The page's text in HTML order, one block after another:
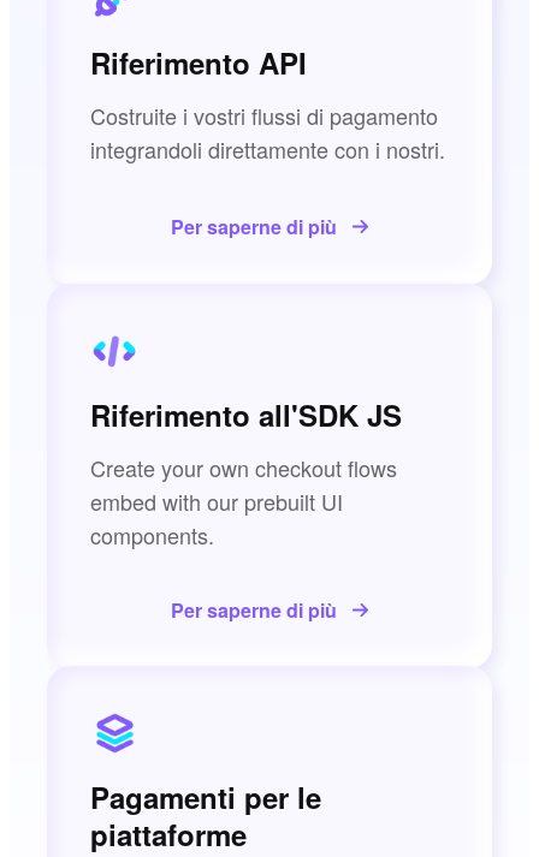
Riferimento API
Costruite i vostri flussi di pagamento
integrandoli direttamente con i nostri.
Per saperne di più
Riferimento all'SDK JS
Create your own checkout flows
embed with our prebuilt UI
components.
Per saperne di più
Pagamenti per le
piattaforme